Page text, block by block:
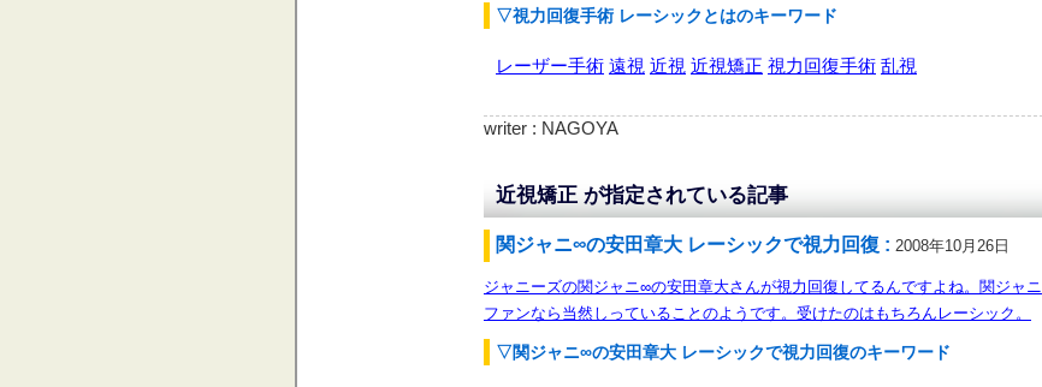
▽視力回復手術 レーシックとはのキーワード
レーザー手術 遠視 近視 近視矯正 視力回復手術 乱視
writer : NAGOYA
近視矯正 が指定されている記事
関ジャニ∞の安田章大 レーシックで視力回復 : 2008年10月26日
ジャニーズの関ジャニ∞の安田章大さんが視力回復してるんですよね。関ジャニ
ファンなら当然しっていることのようです。受けたのはもちろんレーシック。
▽関ジャニ∞の安田章大 レーシックで視力回復のキーワード